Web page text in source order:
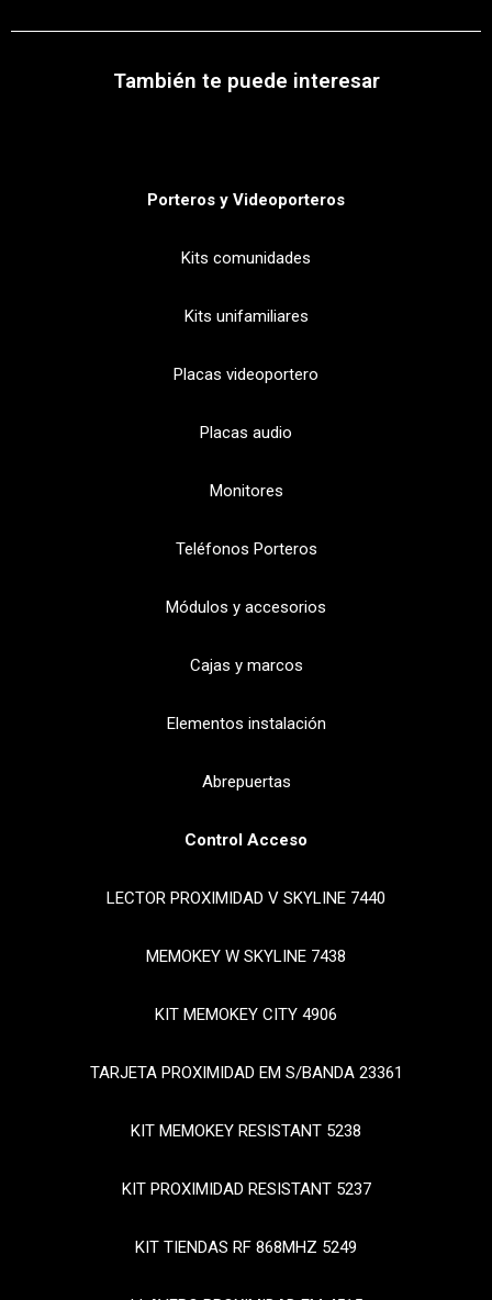
También te puede interesar
Porteros y Videoporteros
Kits comunidades
Kits unifamiliares
Placas videoportero
Placas audio
Monitores
Teléfonos Porteros
Módulos y accesorios
Cajas y marcos
Elementos instalación
Abrepuertas
Control Acceso
LECTOR PROXIMIDAD V SKYLINE 7440
MEMOKEY W SKYLINE 7438
KIT MEMOKEY CITY 4906
TARJETA PROXIMIDAD EM S/BANDA 23361
KIT MEMOKEY RESISTANT 5238
KIT PROXIMIDAD RESISTANT 5237
KIT TIENDAS RF 868MHZ 5249